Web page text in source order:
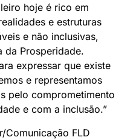
hoje é rico em
e estruturas
e não inclusivas,
da Prosperidade.
expressar que existe
e representamos
pelo comprometimento
e com a inclusão.”
Comunicação FLD